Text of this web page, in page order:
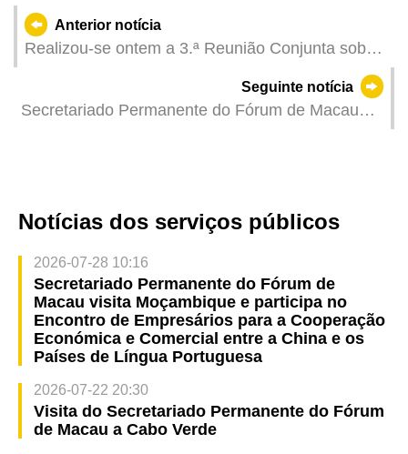
Anterior notícia
Realizou-se ontem a 3.ª Reunião Conjunta sobre
entre Macau, Zhuhai e HengqinSeguinte notícia
Secretariado Permanente do Fórum de Macau
Notícias dos serviços públicos
2026-07-28 10:16
Secretariado Permanente do Fórum de
Macau visita Moçambique e participa no
Encontro de Empresários para a Cooperação
Económica e Comercial entre a China e os
Países de Língua Portuguesa
2026-07-22 20:30
Visita do Secretariado Permanente do Fórum
de Macau a Cabo Verde